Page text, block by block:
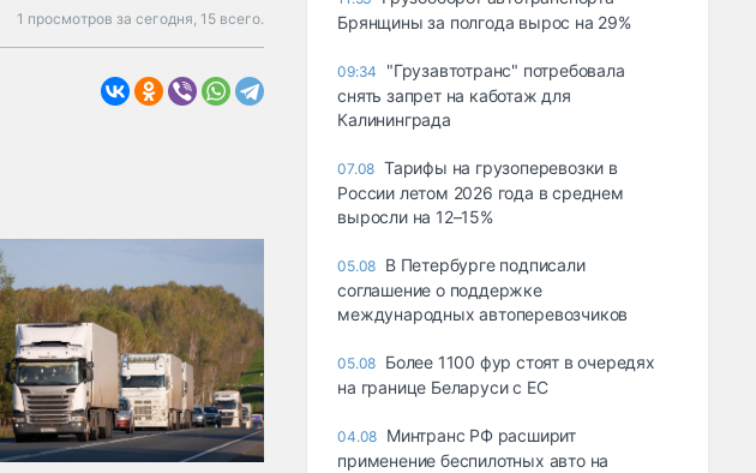
1 просмотров за сегодня, 15 всего.
Брянщины за полгода вырос на 29%
09:34
"Грузавтотранс" потребовала
снять запрет на каботаж для
Калининграда
07.08 Тарифы на грузоперевозки в
России летом 2026 года в среднем
выросли на 12–15%
05.08 В Петербурге подписали
соглашение о поддержке
международных автоперевозчиков
05.08 Более 1100 фур стоят в очередях
на границе Беларуси с ЕС
04.08 Минтранс РФ расширит
применение беспилотных авто на